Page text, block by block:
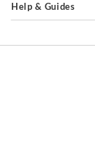
Help & Guides